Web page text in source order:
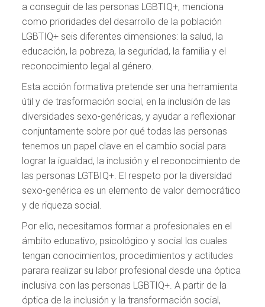
a conseguir de las personas LGBTIQ+, menciona
como prioridades del desarrollo de la población
LGBTIQ+ seis diferentes dimensiones: la salud, la
educación, la pobreza, la seguridad, la familia y el
reconocimiento legal al género.
Esta acción formativa pretende ser una herramienta
útil y de trasformación social, en la inclusión de las
diversidades sexo-genéricas, y ayudar a reflexionar
conjuntamente sobre por qué todas las personas
tenemos un papel clave en el cambio social para
lograr la igualdad, la inclusión y el reconocimiento de
las personas LGTBIQ+. El respeto por la diversidad
sexo-genérica es un elemento de valor democrático
y de riqueza social.
Por ello, necesitamos formar a profesionales en el
ámbito educativo, psicológico y social los cuales
tengan conocimientos, procedimientos y actitudes
parara realizar su labor profesional desde una óptica
inclusiva con las personas LGBTIQ+. A partir de la
óptica de la inclusión y la transformación social,